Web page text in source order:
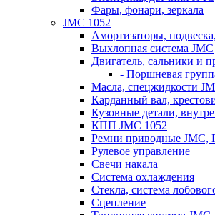
Фары, фонари, зеркала
JMC 1052
Амортизаторы,
Выхлопная система JMC
Двигатель, сальники и
- Поршневая
Масла, спецжидкости
Карданный вал,
Кузовные детали,
КПП JMC 1052
Ремни приводные JMC,
Рулевое управление
Свечи накала
Система охлаждения
Стекла, система
Сцепление